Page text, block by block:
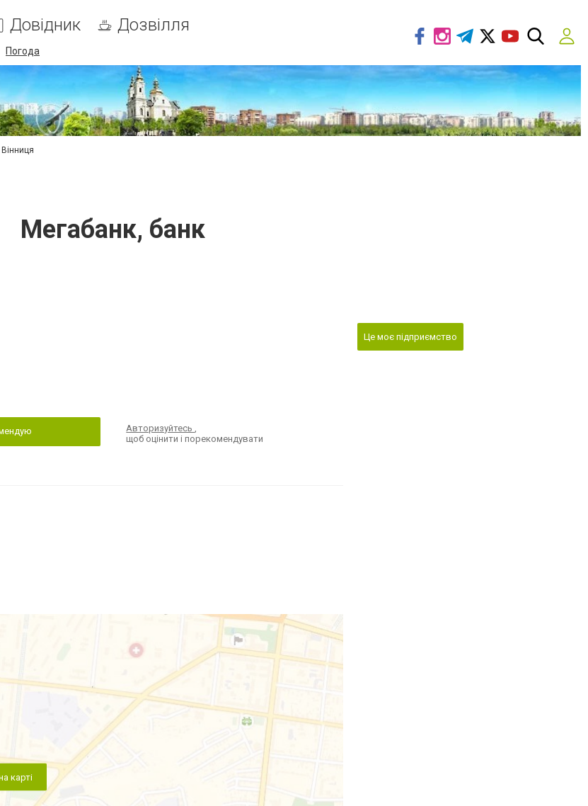
Довідник Дозвілля
Погода
Мегабанк, банк
Авторизуйтесь,
щоб оцінити і порекомендувати
карті
Це моє підприємство